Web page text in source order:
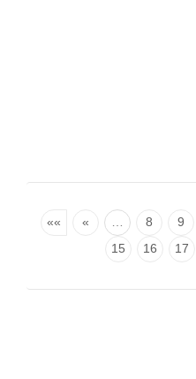
«« « 8 9
15
16 17